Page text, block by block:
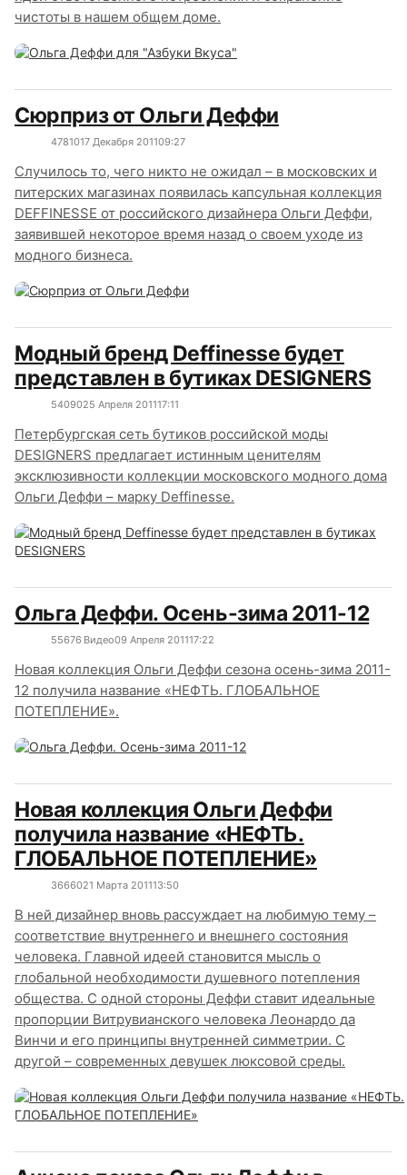
чистоты в нашем общем доме.
Сюрприз от Ольги Деффи
4781017 Декабря 201109:27
Случилось то, чего никто не ожидал – в московских и
питерских магазинах появилась капсульная коллекция
DEFFINESSE от российского дизайнера Ольги Деффи,
заявившей некоторое время назад о своем уходе из
модного бизнеса.
Модный бренд Deffinesse будет
представлен в бутиках DESIGNERS
5409025 Апреля 201117:11
Петербургская сеть бутиков российской моды
DESIGNERS предлагает истинным ценителям
эксклюзивности коллекции московского модного дома
Ольги Деффи – марку Deffinesse.
Ольга Деффи. Осень-зима 2011-12
55676 Видео09 Апреля 201117:22
Новая коллекция Ольги Деффи сезона осень-зима 2011-
12 получила название «НЕФТЬ. ГЛОБАЛЬНОЕ
ПОТЕПЛЕНИЕ».
Новая коллекция Ольги Деффи
получила название «НЕФТЬ.
ГЛОБАЛЬНОЕ ПОТЕПЛЕНИЕ»
3666021 Марта 201113:50
В ней дизайнер вновь рассуждает на любимую тему –
соответствие внутреннего и внешнего состояния
человека. Главной идеей становится мысль о
глобальной необходимости душевного потепления
общества. С одной стороны Деффи ставит идеальные
пропорции Витрувианского человека Леонардо да
Винчи и его принципы внутренней симметрии. С
другой – современных девушек люксовой среды.